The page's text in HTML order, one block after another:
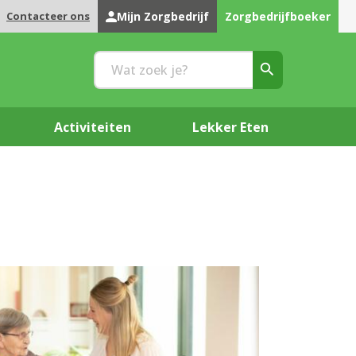
Contacteer ons Mijn Zorgbedrijf Zorgbedrijfboeker
Activiteiten Lekker Eten